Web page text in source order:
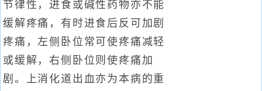
节律性，进食或碱性药物亦不能
缓解疼痛，有时进食后反可加剧
疼痛，左侧卧位常可使疼痛减轻
或缓解，右侧卧位则使疼痛加
剧。上消化道出血亦为本病的重